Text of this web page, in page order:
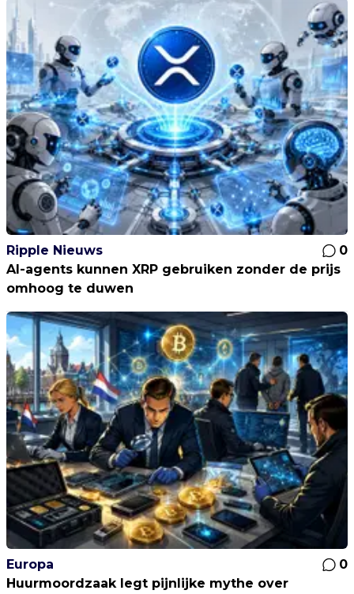
Ripple Nieuws
0
AI-agents kunnen XRP gebruiken zonder de prijs
omhoog te duwen
Europa
0
Huurmoordzaak legt pijnlijke mythe over